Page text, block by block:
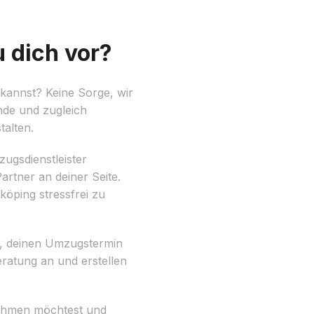
dich vor?
Keine Sorge, wir
und zugleich
an deiner Seite.
stressfrei zu
deinen Umzugstermin
an und erstellen
möchtest und